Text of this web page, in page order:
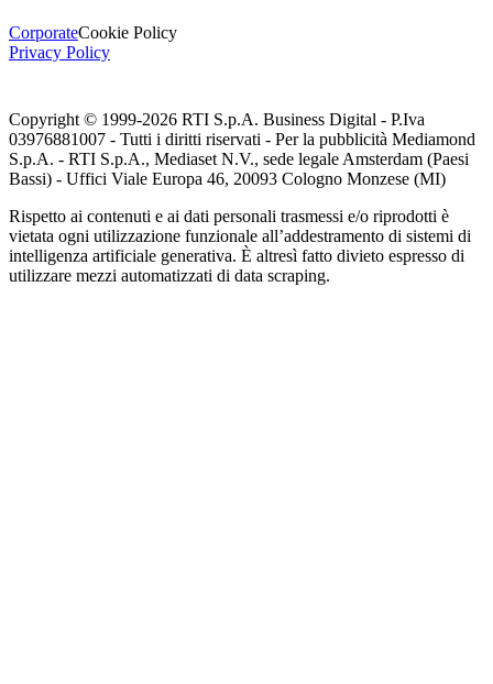
CorporateCookie Policy
Privacy Policy
Copyright © 1999-2026 RTI S.p.A. Business Digital - P.Iva
03976881007 - Tutti i diritti riservati - Per la pubblicità Mediamond
S.p.A. - RTI S.p.A., Mediaset N.V., sede legale Amsterdam (Paesi
Bassi) - Uffici Viale Europa 46, 20093 Cologno Monzese (MI)
Rispetto ai contenuti e ai dati personali trasmessi e/o riprodotti è
vietata ogni utilizzazione funzionale all’addestramento di sistemi di
intelligenza artificiale generativa. È altresì fatto divieto espresso di
utilizzare mezzi automatizzati di data scraping.